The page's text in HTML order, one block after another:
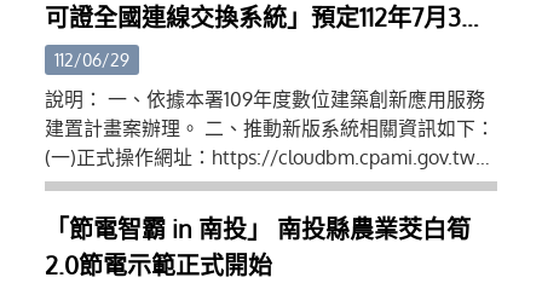
可證全國連線交換系統」預定112年7月3日
推動新舊版本系統雙軌運行使用、同年9月
1日正式轉換為單一新版系統運行
112/06/29
說明： 一、依據本署109年度數位建築創新應用服務
建置計畫案辦理。 二、推動新版系統相關資訊如下：
(一)正式操作網址：https://cloudbm.cpami.gov.tw
(二)帳號申請操作教學：https://reurl.cc/N04Zgm
(三)主管機關操作訓練講義：https://reurl.cc/dDL116
(四)APP操作訓練講義：https://reurl.cc/514lrG (五)檢
查機構操作訓練講義：https://reurl.cc/113oAp (六)專
「節電智霸 in 南投」 南投縣農業茭白筍
2.0節電示範正式開始